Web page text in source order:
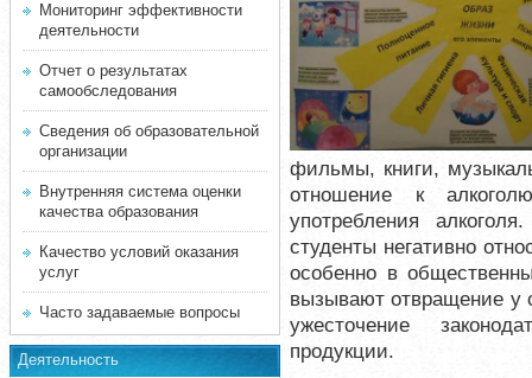
Мониторинг эффективности
деятельности
Отчет о результатах
самообследования
Сведения об образовательной
организации
Внутренняя система оценки
качества образования
Качество условий оказания
услуг
Часто задаваемые вопросы
Деятельность
фильмы, книги,
отношение к
употребления
студенты негативно
особенно в
вызывают отвращение у
ужесточение
продукции.